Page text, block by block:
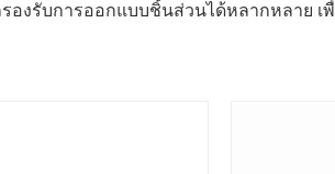
งรับการออกแบบชิ้นส่วนได้หลากหลาย เ